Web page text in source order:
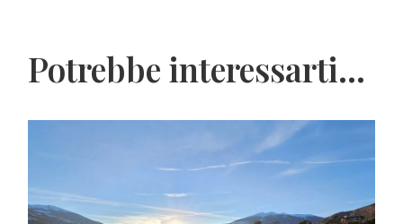
Potrebbe interessarti...